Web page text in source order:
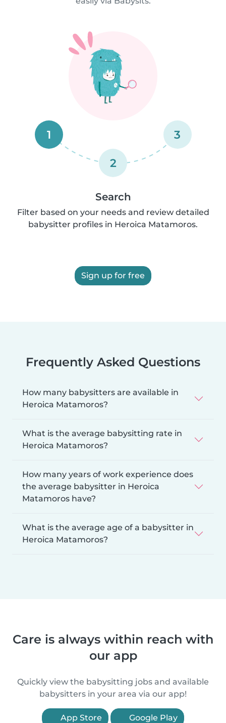
1
2
3
Search
Filter based on your needs and review detailed
babysitter profiles in Heroica Matamoros.
Sign up for free
Frequently Asked Questions
How many babysitters are available in
Heroica Matamoros?
What is the average babysitting rate in
Heroica Matamoros?
How many years of work experience does
the average babysitter in Heroica
Matamoros have?
What is the average age of a babysitter in
Heroica Matamoros?
Care is always within reach with
our app
Quickly view the babysitting jobs and available
babysitters in your area via our app!
App Store Google Play